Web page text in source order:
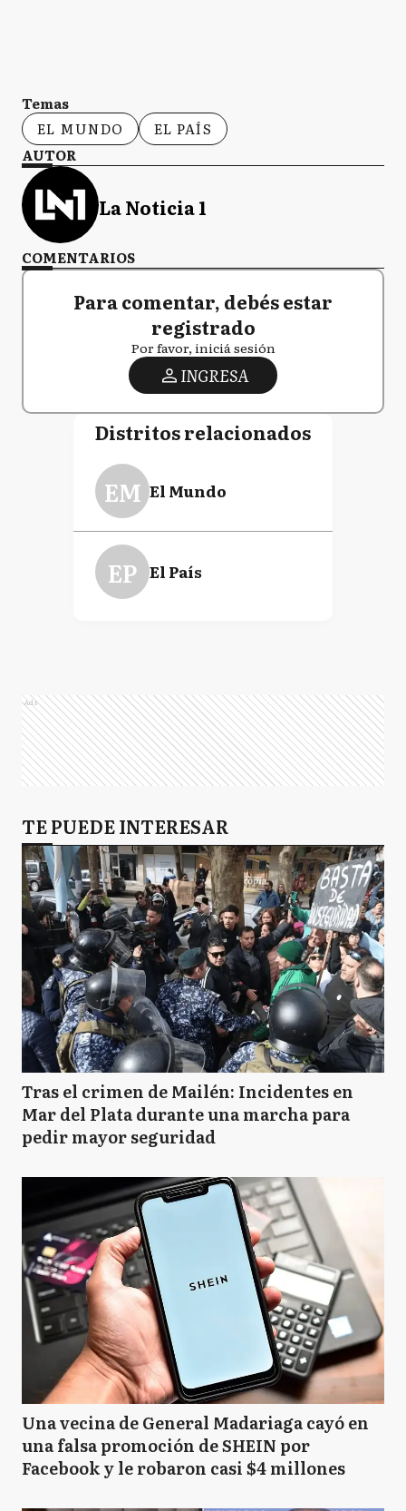
Temas
EL MUNDO
EL PAÍS
AUTOR
La Noticia 1
COMENTARIOS
Para comentar, debés estar
registrado
Por favor, iniciá sesión
INGRESA
Distritos relacionados
EM El Mundo
EP El País
Ads
TE PUEDE INTERESAR
Tras el crimen de Mailén: Incidentes en
Mar del Plata durante una marcha para
pedir mayor seguridad
Una vecina de General Madariaga cayó en
una falsa promoción de SHEIN por
Facebook y le robaron casi $4 millones